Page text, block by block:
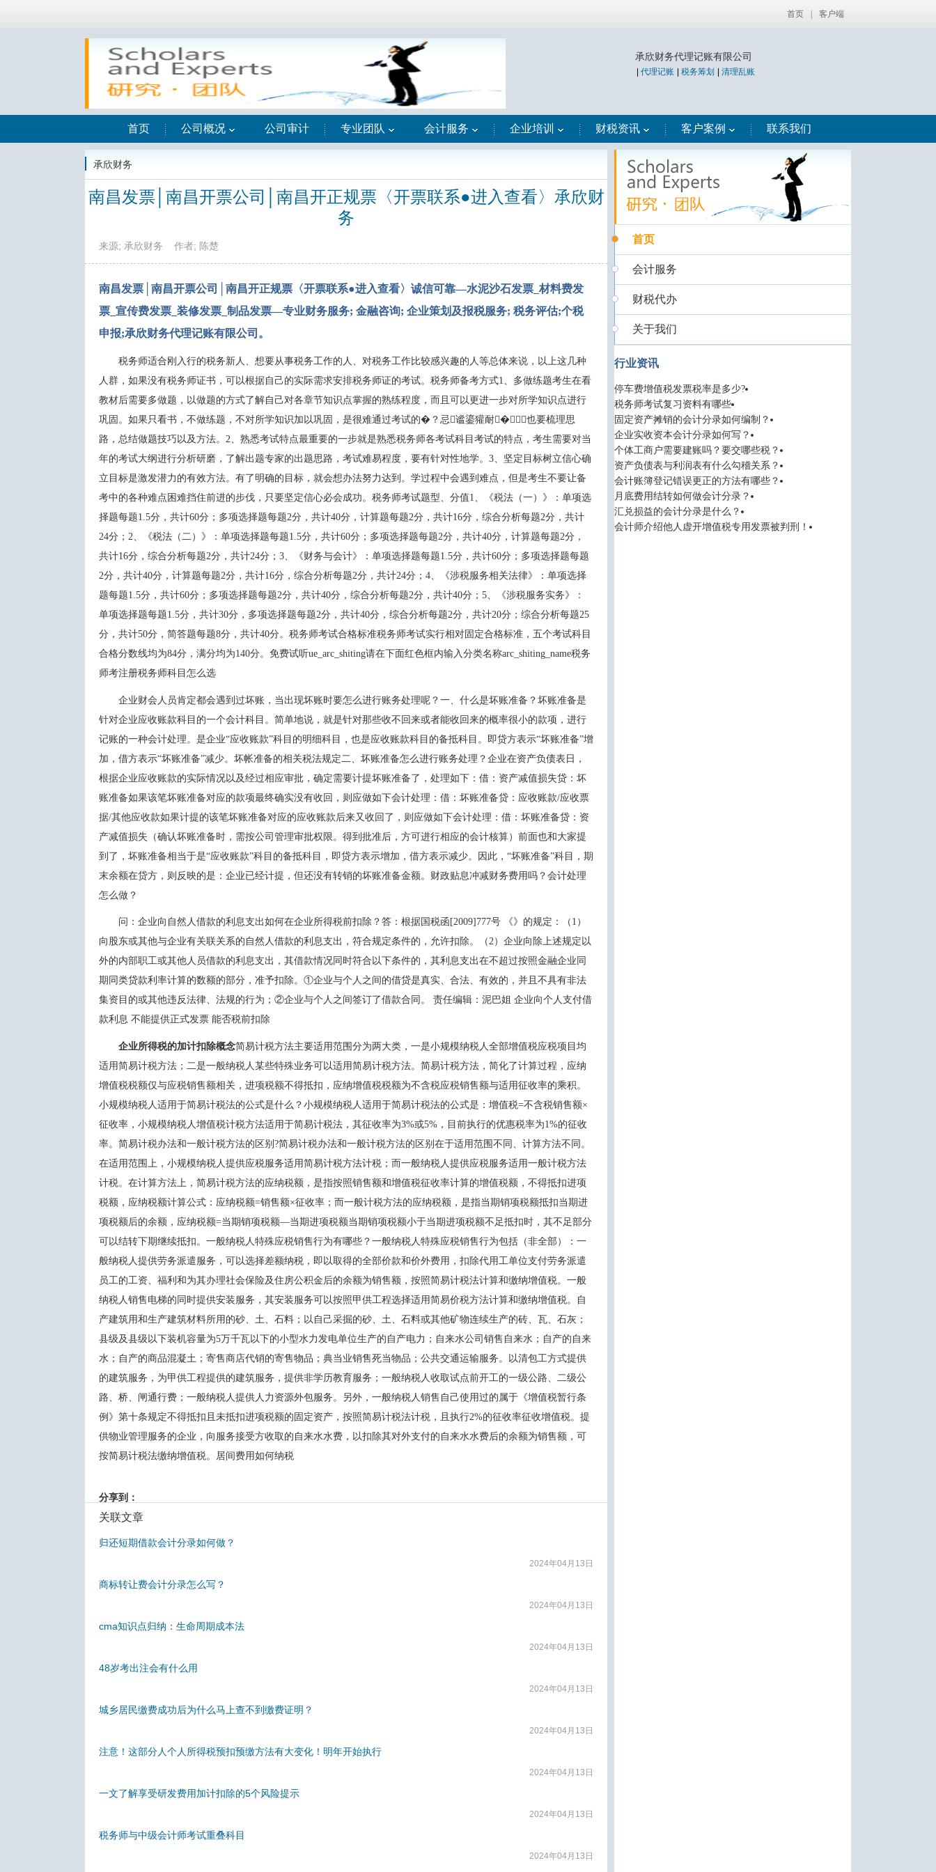
首页 客户端
承欣财务代理记账有限公司
代理记账 税务筹划 清理乱账
首页 公司概况 公司审计 专业团队 会计服务 企业培训 财税资讯 客户案例 联系我们
承欣财务
南昌发票│南昌开票公司│南昌开正规票〈开票联系●进入查看〉承欣财
务
来源; 承欣财务 作者; 陈楚
南昌发票│南昌开票公司│南昌开正规票〈开票联系●进入查看〉诚信可靠—水泥沙石发票_材料费发
票_宣传费发票_装修发票_制品发票—专业财务服务; 金融咨询; 企业策划及报税服务; 税务评估;个税
申报;承欣财务代理记账有限公司。
税务师适合刚入行的税务新人、想要从事税务工作的人、对税务工作比较感兴趣的人等总体来说，以上这几种
人群，如果没有税务师证书，可以根据自己的实际需求安排税务师证的考试。税务师备考方式1、多做练题考生在看
教材后需要多做题，以做题的方式了解自己对各章节知识点掌握的熟练程度，而且可以更进一步对所学知识点进行
巩固。如果只看书，不做练题，不对所学知识加以巩固，是很难通过考试的�？忌谧鎏獾耐�，也要梳理思
路，总结做题技巧以及方法。2、熟悉考试特点最重要的一步就是熟悉税务师各考试科目考试的特点，考生需要对当
年的考试大纲进行分析研磨，了解出题专家的出题思路，考试难易程度，要有针对性地学。3、坚定目标树立信心确
立目标是激发潜力的有效方法。有了明确的目标，就会想办法努力达到。学过程中会遇到难点，但是考生不要让备
考中的各种难点困难挡住前进的步伐，只要坚定信心必会成功。税务师考试题型、分值1、《税法（一）》：单项选
择题每题1.5分，共计60分；多项选择题每题2分，共计40分，计算题每题2分，共计16分，综合分析每题2分，共计
24分；2、《税法（二）》：单项选择题每题1.5分，共计60分；多项选择题每题2分，共计40分，计算题每题2分，
共计16分，综合分析每题2分，共计24分；3、《财务与会计》：单项选择题每题1.5分，共计60分；多项选择题每题
2分，共计40分，计算题每题2分，共计16分，综合分析每题2分，共计24分；4、《涉税服务相关法律》：单项选择
题每题1.5分，共计60分；多项选择题每题2分，共计40分，综合分析每题2分，共计40分；5、《涉税服务实务》：
单项选择题每题1.5分，共计30分，多项选择题每题2分，共计40分，综合分析每题2分，共计20分；综合分析每题25
分，共计50分，简答题每题8分，共计40分。税务师考试合格标准税务师考试实行相对固定合格标准，五个考试科目
合格分数线均为84分，满分均为140分。免费试听ue_arc_shiting请在下面红色框内输入分类名称arc_shiting_name税务
师考注册税务师科目怎么选
企业财会人员肯定都会遇到过坏账，当出现坏账时要怎么进行账务处理呢？一、什么是坏账准备？坏账准备是
针对企业应收账款科目的一个会计科目。简单地说，就是针对那些收不回来或者能收回来的概率很小的款项，进行
记账的一种会计处理。是企业“应收账款”科目的明细科目，也是应收账款科目的备抵科目。即贷方表示“坏账准备”增
加，借方表示“坏账准备”减少。坏帐准备的相关税法规定二、坏账准备怎么进行账务处理？企业在资产负债表日，
根据企业应收账款的实际情况以及经过相应审批，确定需要计提坏账准备了，处理如下：借：资产减值损失贷：坏
账准备如果该笔坏账准备对应的款项最终确实没有收回，则应做如下会计处理：借：坏账准备贷：应收账款/应收票
据/其他应收款如果计提的该笔坏账准备对应的应收账款后来又收回了，则应做如下会计处理：借：坏账准备贷：资
产减值损失（确认坏账准备时，需按公司管理审批权限。得到批准后，方可进行相应的会计核算）前面也和大家提
到了，坏账准备相当于是“应收账款”科目的备抵科目，即贷方表示增加，借方表示减少。因此，“坏账准备”科目，期
末余额在贷方，则反映的是：企业已经计提，但还没有转销的坏账准备金额。财政贴息冲减财务费用吗？会计处理
怎么做？
问：企业向自然人借款的利息支出如何在企业所得税前扣除？答：根据国税函[2009]777号 《》的规定：（1）
向股东或其他与企业有关联关系的自然人借款的利息支出，符合规定条件的，允许扣除。（2）企业向除上述规定以
外的内部职工或其他人员借款的利息支出，其借款情况同时符合以下条件的，其利息支出在不超过按照金融企业同
期同类贷款利率计算的数额的部分，准予扣除。①企业与个人之间的借贷是真实、合法、有效的，并且不具有非法
集资目的或其他违反法律、法规的行为；②企业与个人之间签订了借款合同。 责任编辑：泥巴姐 企业向个人支付借
款利息 不能提供正式发票 能否税前扣除
企业所得税的加计扣除概念简易计税方法主要适用范围分为两大类，一是小规模纳税人全部增值税应税项目均
适用简易计税方法；二是一般纳税人某些特殊业务可以适用简易计税方法。简易计税方法，简化了计算过程，应纳
增值税税额仅与应税销售额相关，进项税额不得抵扣，应纳增值税税额为不含税应税销售额与适用征收率的乘积。
小规模纳税人适用于简易计税法的公式是什么？小规模纳税人适用于简易计税法的公式是：增值税=不含税销售额×
征收率，小规模纳税人增值税计税方法适用于简易计税法，其征收率为3%或5%，目前执行的优惠税率为1%的征收
率。简易计税办法和一般计税方法的区别?简易计税办法和一般计税方法的区别在于适用范围不同、计算方法不同。
在适用范围上，小规模纳税人提供应税服务适用简易计税方法计税；而一般纳税人提供应税服务适用一般计税方法
计税。在计算方法上，简易计税方法的应纳税额，是指按照销售额和增值税征收率计算的增值税额，不得抵扣进项
税额，应纳税额计算公式：应纳税额=销售额×征收率；而一般计税方法的应纳税额，是指当期销项税额抵扣当期进
项税额后的余额，应纳税额=当期销项税额—当期进项税额当期销项税额小于当期进项税额不足抵扣时，其不足部分
可以结转下期继续抵扣。一般纳税人特殊应税销售行为有哪些？一般纳税人特殊应税销售行为包括（非全部）：一
般纳税人提供劳务派遣服务，可以选择差额纳税，即以取得的全部价款和价外费用，扣除代用工单位支付劳务派遣
员工的工资、福利和为其办理社会保险及住房公积金后的余额为销售额，按照简易计税法计算和缴纳增值税。一般
纳税人销售电梯的同时提供安装服务，其安装服务可以按照甲供工程选择适用简易价税方法计算和缴纳增值税。自
产建筑用和生产建筑材料所用的砂、土、石料；以自己采掘的砂、土、石料或其他矿物连续生产的砖、瓦、石灰；
县级及县级以下装机容量为5万千瓦以下的小型水力发电单位生产的自产电力；自来水公司销售自来水；自产的自来
水；自产的商品混凝土；寄售商店代销的寄售物品；典当业销售死当物品；公共交通运输服务。以清包工方式提供
的建筑服务，为甲供工程提供的建筑服务，提供非学历教育服务；一般纳税人收取试点前开工的一级公路、二级公
路、桥、闸通行费；一般纳税人提供人力资源外包服务。另外，一般纳税人销售自己使用过的属于《增值税暂行条
例》第十条规定不得抵扣且未抵扣进项税额的固定资产，按照简易计税法计税，且执行2%的征收率征收增值税。提
供物业管理服务的企业，向服务接受方收取的自来水水费，以扣除其对外支付的自来水水费后的余额为销售额，可
按简易计税法缴纳增值税。居间费用如何纳税
分享到：
关联文章
归还短期借款会计分录如何做？
2024年04月13日
商标转让费会计分录怎么写？
2024年04月13日
cma知识点归纳：生命周期成本法
2024年04月13日
48岁考出注会有什么用
2024年04月13日
城乡居民缴费成功后为什么马上查不到缴费证明？
2024年04月13日
注意！这部分人个人所得税预扣预缴方法有大变化！明年开始执行
2024年04月13日
一文了解享受研发费用加计扣除的5个风险提示
2024年04月13日
税务师与中级会计师考试重叠科目
2024年04月13日
首页
会计服务
财税代办
关于我们
行业资讯
停车费增值税发票税率是多少?
税务师考试复习资料有哪些
固定资产摊销的会计分录如何编制？
企业实收资本会计分录如何写？
个体工商户需要建账吗？要交哪些税？
资产负债表与利润表有什么勾稽关系？
会计账簿登记错误更正的方法有哪些？
月底费用结转如何做会计分录？
汇兑损益的会计分录是什么？
会计师介绍他人虚开增值税专用发票被判刑！